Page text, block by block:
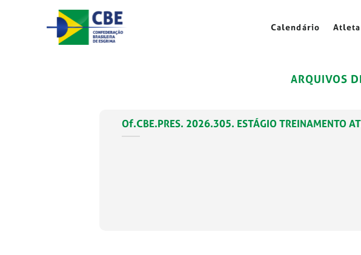
Calendário
ARQUIVOS
Of.CBE.PRES. 2026.305. ESTÁGIO TREINAMENTO